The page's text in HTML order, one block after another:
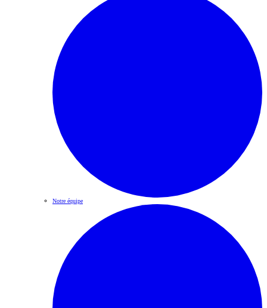
Notre équipe